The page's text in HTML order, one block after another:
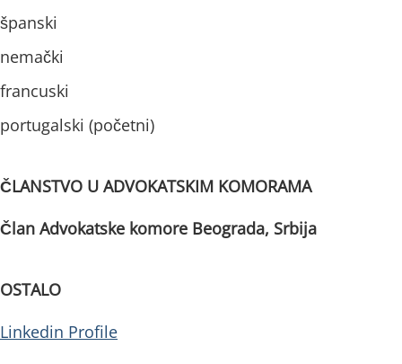
španski
nemački
francuski
portugalski (početni)
ČLANSTVO U ADVOKATSKIM KOMORAMA
Član Advokatske komore Beograda, Srbija
OSTALO
Linkedin Profile